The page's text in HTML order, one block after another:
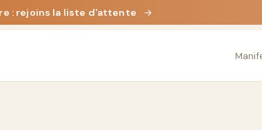
: rejoins la liste d'attente →